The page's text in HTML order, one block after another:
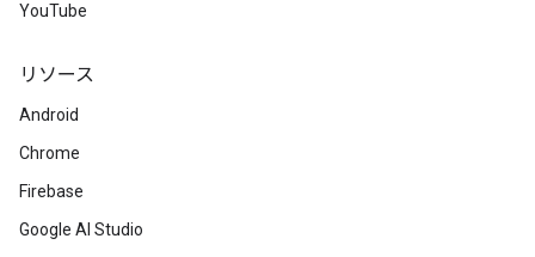
YouTube
リソース
Android
Chrome
Firebase
Google AI Studio